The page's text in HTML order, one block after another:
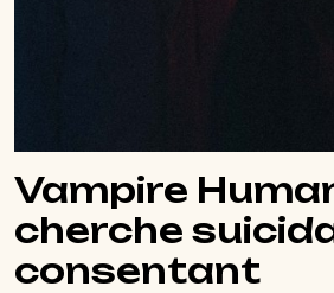
Vampire
cherche
consentant